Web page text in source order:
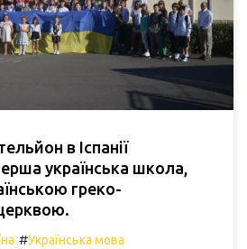
в Іспанії
українська школа,
греко-
#Українська мова